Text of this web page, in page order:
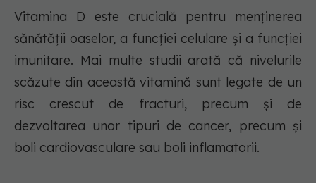
Vitamina D este crucială pentru menținerea
sănătății oaselor, a funcției celulare și a funcției
imunitare. Mai multe studii arată că nivelurile
scăzute din această vitamină sunt legate de un
risc crescut de fracturi, precum și de
dezvoltarea unor tipuri de cancer, precum și
boli cardiovasculare sau boli inflamatorii.